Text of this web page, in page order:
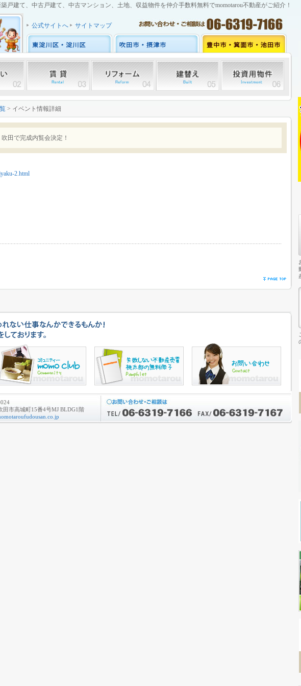
戸建て、中古戸建て、中古マンション、土地、収益物件を仲介手数料無料でmomotarou不動産がご紹介！
公式サイトへ サイトマップ
> イベント情報詳細
田で完成内覧会決定！
2.html
田市高城町15番4号MJ BLDG1階